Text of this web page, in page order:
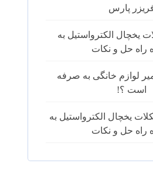
پارس
یخچال الکترواستیل به
راه حل و نکات
لوازم خانگی به صرفه
است ؟!
یخچال الکترواستیل به
راه حل و نکات